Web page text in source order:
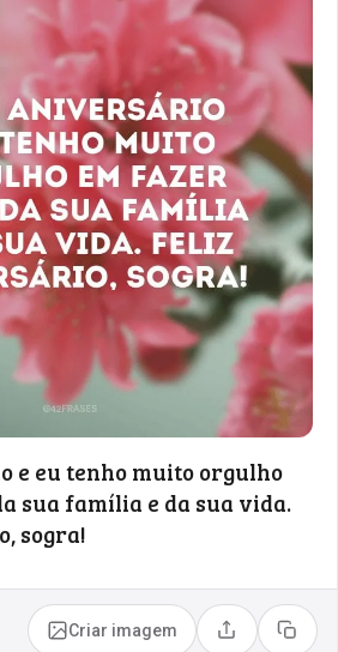
e eu tenho muito orgulho
sua família e da sua vida.
sogra!
Criar imagem Compartilhar
Copiar